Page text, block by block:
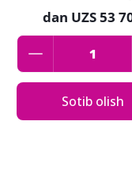
dan UZS 53
Sotib olish